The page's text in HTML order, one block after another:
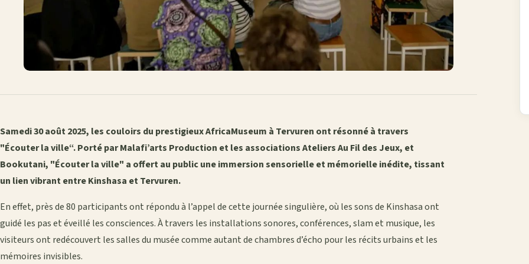
Samedi 30 août 2025, les couloirs du prestigieux AfricaMuseum à Tervuren ont résonné à travers
"Écouter la ville“. Porté par Malafi’arts Production et les associations Ateliers Au Fil des Jeux, et
Bookutani, "Écouter la ville" a offert au public une immersion sensorielle et mémorielle inédite, tissant
un lien vibrant entre Kinshasa et Tervuren.
En effet, près de 80 participants ont répondu à l’appel de cette journée singulière, où les sons de Kinshasa ont
guidé les pas et éveillé les consciences. À travers les installations sonores, conférences, slam et musique, les
visiteurs ont redécouvert les salles du musée comme autant de chambres d’écho pour les récits urbains et les
mémoires invisibles.